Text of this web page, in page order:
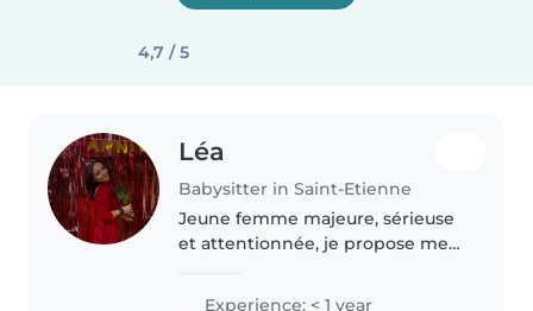
4,7 / 5
Léa
Babysitter in Saint-Etienne
Jeune femme majeure, sérieuse
et attentionnée, je propose mes
bienveillance et sécurité. Ayant
Experience: < 1 year